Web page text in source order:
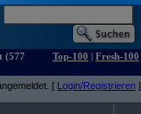
(577
Top-100 | Fresh-100
[ Login/Registrieren ]